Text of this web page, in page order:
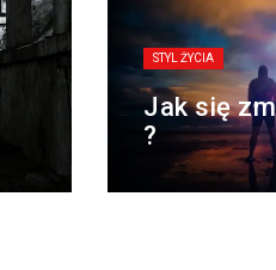
STYL ŻYCIA
Jak się
?